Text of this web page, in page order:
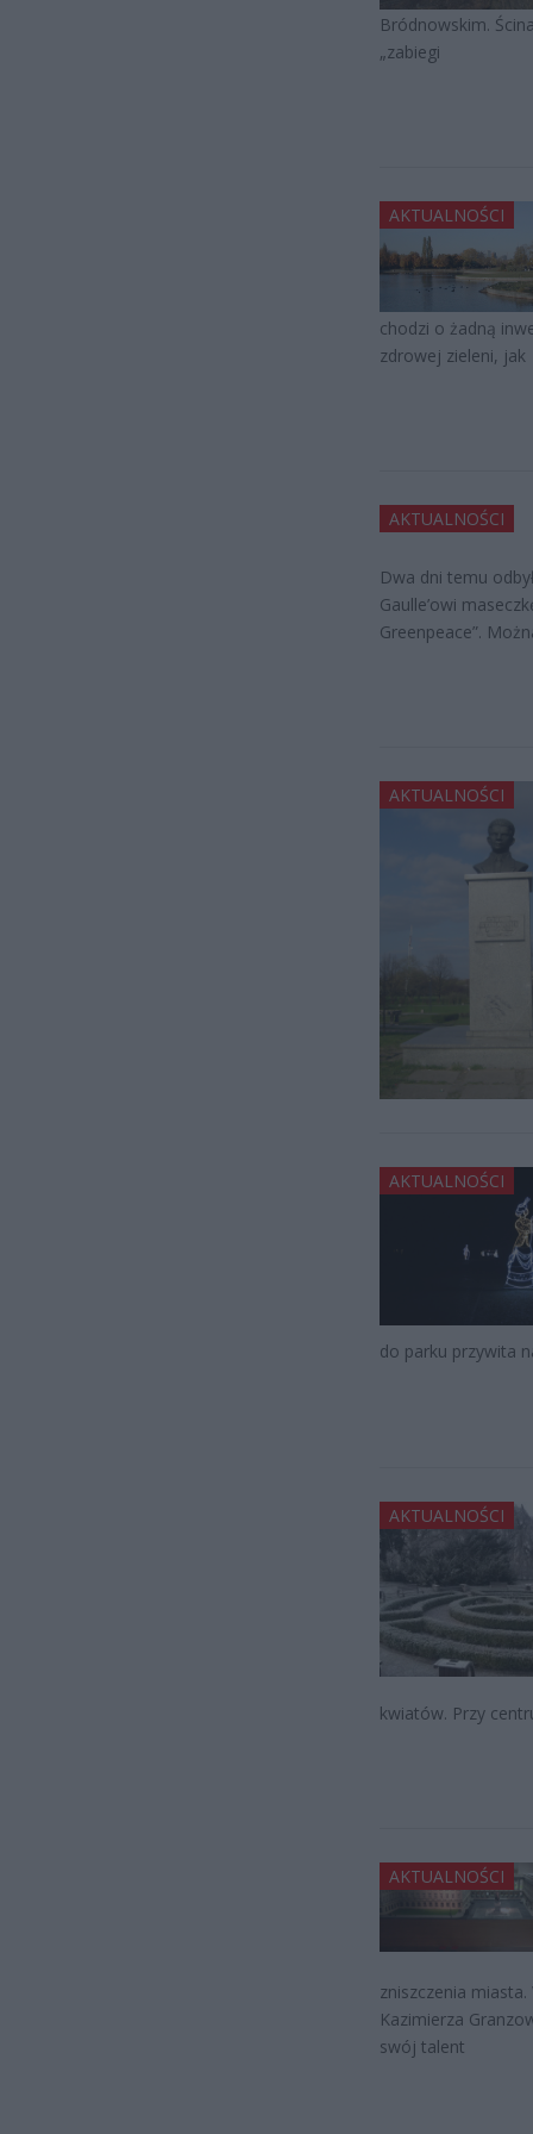
Bródnowskim.
„zabiegi
AKTUALNOŚCI
chodzi o żadną
zdrowej zieleni, jak
AKTUALNOŚCI
Dwa dni temu
Gaulle’owi
Greenpeace”.
AKTUALNOŚCI
AKTUALNOŚCI
do parku przywita
AKTUALNOŚCI
kwiatów. Przy
AKTUALNOŚCI
zniszczenia
Kazimierza
swój talent